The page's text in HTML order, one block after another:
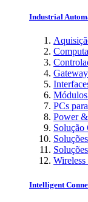
Industrial
PCs
Power
Solução
Intelligent